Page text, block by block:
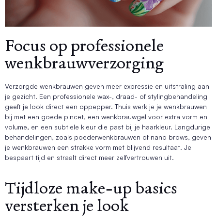
Focus op professionele
wenkbrauwverzorging
Verzorgde wenkbrauwen geven meer expressie en uitstraling aan
je gezicht. Een professionele wax-, draad- of stylingbehandeling
geeft je look direct een oppepper. Thuis werk je je wenkbrauwen
bij met een goede pincet, een wenkbrauwgel voor extra vorm en
volume, en een subtiele kleur die past bij je haarkleur. Langdurige
behandelingen, zoals poederwenkbrauwen of nano brows, geven
je wenkbrauwen een strakke vorm met blijvend resultaat. Je
bespaart tijd en straalt direct meer zelfvertrouwen uit.
Tijdloze make-up basics
versterken je look